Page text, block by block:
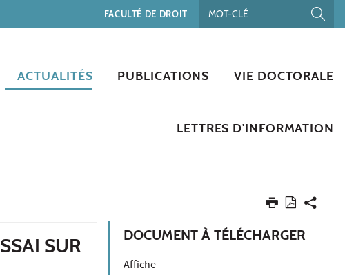
FACULTÉ DE DROIT
ACTUALITÉS PUBLICATIONS VIE DOCTORALE
LETTRES D'INFORMATION
SUR
DOCUMENT À TÉLÉCHARGER
Affiche